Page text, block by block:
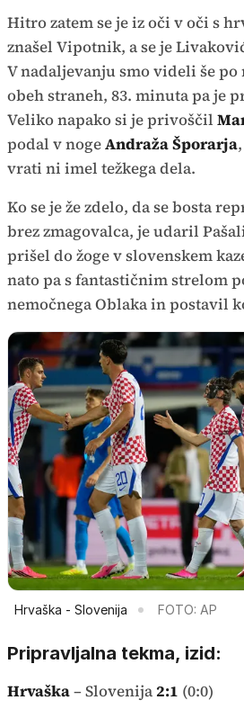
Hitro zatem se je iz oči v oči s
znašel Vipotnik, a se je
V nadaljevanju smo videli še
obeh straneh, 83. minuta pa je
Veliko napako si je privoščil
podal v nogeAndraža Šporarja
vrati ni imel težkega dela.
Ko se je že zdelo, da se bosta
brez zmagovalca, je udaril
prišel do žoge v slovenskem
nato pa s fantastičnim strelom
nemočnega Oblaka in postavil
Hrvaška - Slovenija FOTO: AP
Pripravljalna tekma, izid:
Hrvaška– Slovenija 2:1 (0:0)